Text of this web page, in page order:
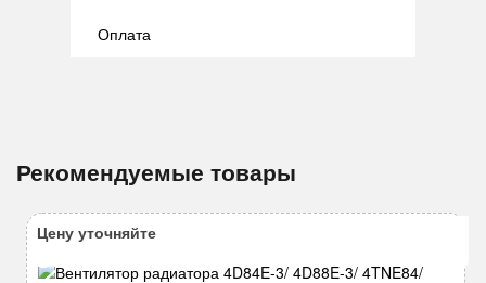
Оплата
Рекомендуемые товары
Цену уточняйте